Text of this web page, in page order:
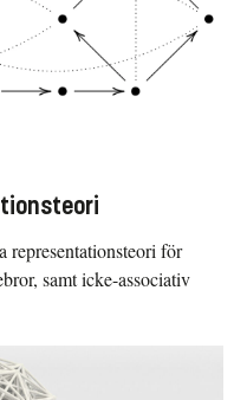
representationsteori för
samt icke-associativ